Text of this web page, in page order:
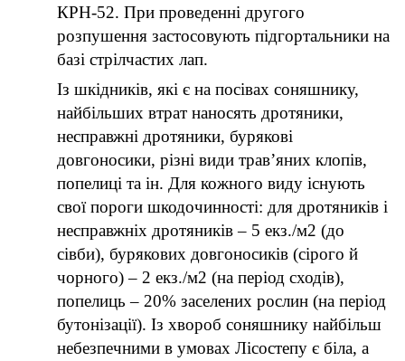
КРН-52. При проведенні другого
розпушення застосовують підгортальники на
базі стрілчастих лап.
Із шкідників, які є на посівах соняшнику,
найбільших втрат наносять дротяники,
несправжні дротяники, бурякові
довгоносики, різні види трав’яних клопів,
попелиці та ін. Для кожного виду існують
свої пороги шкодочинності: для дротяників і
несправжніх дротяників – 5 екз./м2 (до
сівби), бурякових довгоносиків (сірого й
чорного) – 2 екз./м2 (на період сходів),
попелиць – 20% заселених рослин (на період
бутонізації). Із хвороб соняшнику найбільш
небезпечними в умовах Лісостепу є біла, а